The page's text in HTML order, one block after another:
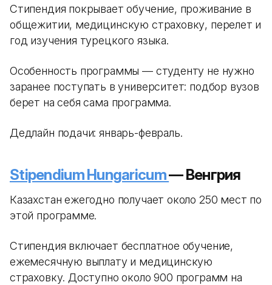
Стипендия покрывает обучение, проживание в
общежитии, медицинскую страховку, перелет и
год изучения турецкого языка.
Особенность программы — студенту не нужно
заранее поступать в университет: подбор вузов
берет на себя сама программа.
Дедлайн подачи: январь-февраль.
Stipendium Hungaricum— Венгрия
Казахстан ежегодно получает около 250 мест по
этой программе.
Стипендия включает бесплатное обучение,
ежемесячную выплату и медицинскую
страховку. Доступно около 900 программ на